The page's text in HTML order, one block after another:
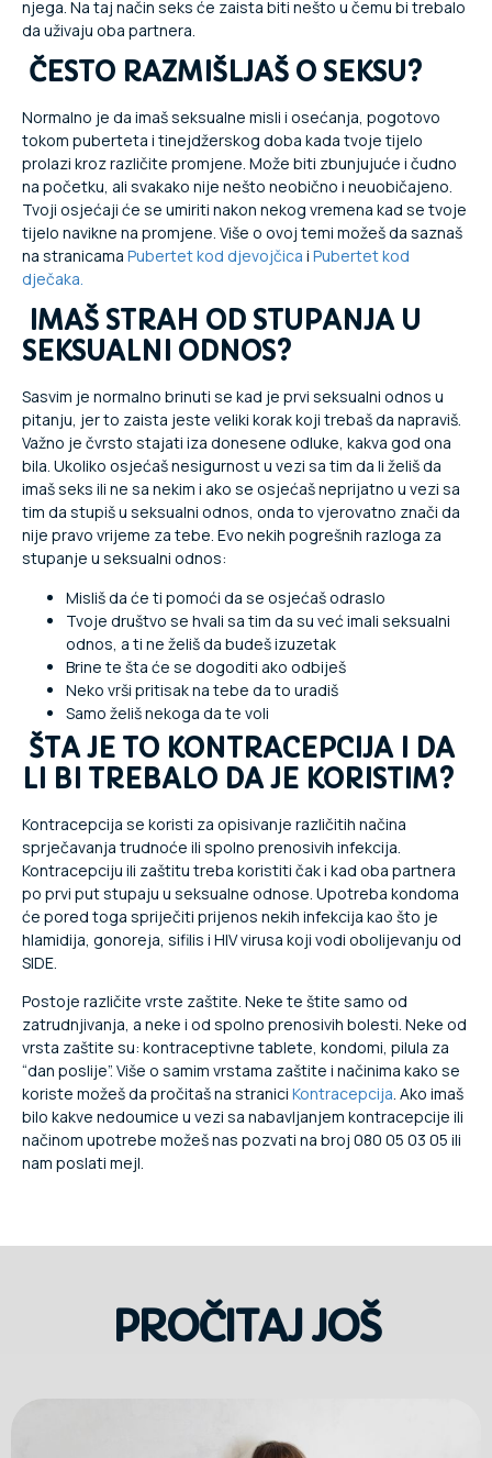
njega. Na taj način seks će zaista biti nešto u čemu bi trebalo
da uživaju oba partnera.
ČESTO RAZMIŠLJAŠ O SEKSU?
Normalno je da imaš seksualne misli i osećanja, pogotovo
tokom puberteta i tinejdžerskog doba kada tvoje tijelo
prolazi kroz različite promjene. Može biti zbunjujuće i čudno
na početku, ali svakako nije nešto neobično i neuobičajeno.
Tvoji osjećaji će se umiriti nakon nekog vremena kad se tvoje
tijelo navikne na promjene. Više o ovoj temi možeš da saznaš
na stranicama Pubertet kod djevojčica i Pubertet kod
dječaka.
IMAŠ STRAH OD STUPANJA U
SEKSUALNI ODNOS?
Sasvim je normalno brinuti se kad je prvi seksualni odnos u
pitanju, jer to zaista jeste veliki korak koji trebaš da napraviš.
Važno je čvrsto stajati iza donesene odluke, kakva god ona
bila. Ukoliko osjećaš nesigurnost u vezi sa tim da li želiš da
imaš seks ili ne sa nekim i ako se osjećaš neprijatno u vezi sa
tim da stupiš u seksualni odnos, onda to vjerovatno znači da
nije pravo vrijeme za tebe. Evo nekih pogrešnih razloga za
stupanje u seksualni odnos:
Misliš da će ti pomoći da se osjećaš odraslo
Tvoje društvo se hvali sa tim da su već imali seksualni
odnos, a ti ne želiš da budeš izuzetak
Brine te šta će se dogoditi ako odbiješ
Neko vrši pritisak na tebe da to uradiš
Samo želiš nekoga da te voli
ŠTA JE TO KONTRACEPCIJA I DA
LI BI TREBALO DA JE KORISTIM?
Kontracepcija se koristi za opisivanje različitih načina
sprječavanja trudnoće ili spolno prenosivih infekcija.
Kontracepciju ili zaštitu treba koristiti čak i kad oba partnera
po prvi put stupaju u seksualne odnose. Upotreba kondoma
će pored toga spriječiti prijenos nekih infekcija kao što je
hlamidija, gonoreja, sifilis i HIV virusa koji vodi obolijevanju od
SIDE.
Postoje različite vrste zaštite. Neke te štite samo od
zatrudnjivanja, a neke i od spolno prenosivih bolesti. Neke od
vrsta zaštite su: kontraceptivne tablete, kondomi, pilula za
“dan poslije”. Više o samim vrstama zaštite i načinima kako se
koriste možeš da pročitaš na stranici Kontracepcija. Ako imaš
bilo kakve nedoumice u vezi sa nabavljanjem kontracepcije ili
načinom upotrebe možeš nas pozvati na broj 080 05 03 05 ili
nam poslati mejl.
PROČITAJ JOŠ